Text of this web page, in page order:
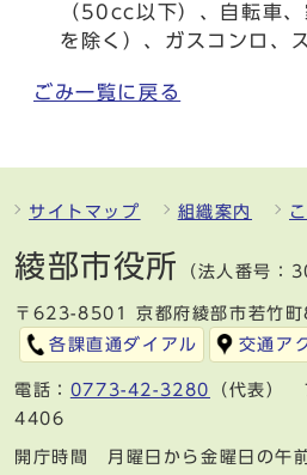
（50cc以下）、自転車
を除く）、ガスコンロ、
ごみ一覧に戻る
サイトマップ 組織案内
綾部市役所 （法人番号
〒623-8501 京都府綾部市若竹町
各課直通ダイアル
交通ア
電話： 0773-42-3280
（代表）
4406
開庁時間 月曜日から金曜日の午